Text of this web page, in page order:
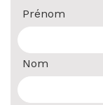
Prénom
Nom